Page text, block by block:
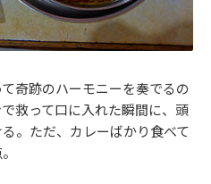
奇跡のハーモニーを奏でるの
救って口に入れた瞬間に、頭
。ただ、カレーばかり食べて